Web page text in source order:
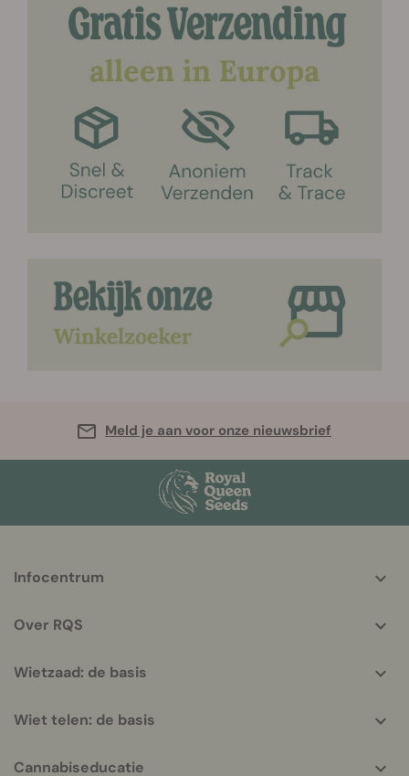
Meld je aan voor onze nieuwsbrief
helpful
Infocentrum
Over RQS
Wietzaad: de basis
Wiet telen: de basis
Cannabiseducatie